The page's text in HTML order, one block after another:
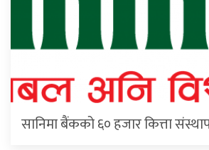
सानिमा बैंकको ६० हजार कित्ता